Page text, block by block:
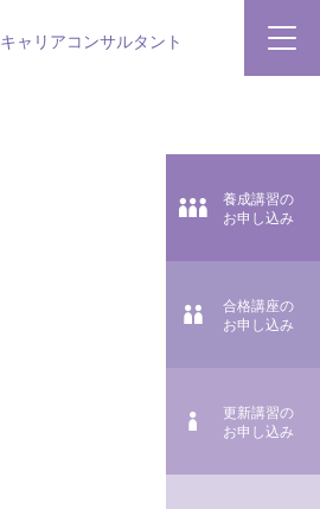
キャリアコンサルタント
養成講習の
お申し込み
合格講座の
お申し込み
更新講習の
お申し込み